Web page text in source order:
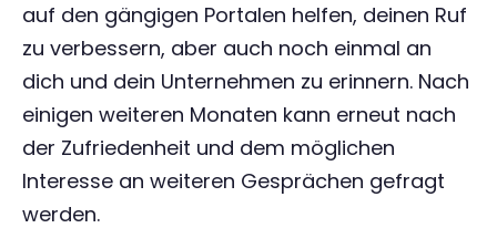
auf den gängigen Portalen helfen, deinen Ruf
zu verbessern, aber auch noch einmal an
dich und dein Unternehmen zu erinnern. Nach
einigen weiteren Monaten kann erneut nach
der Zufriedenheit und dem möglichen
Interesse an weiteren Gesprächen gefragt
werden.